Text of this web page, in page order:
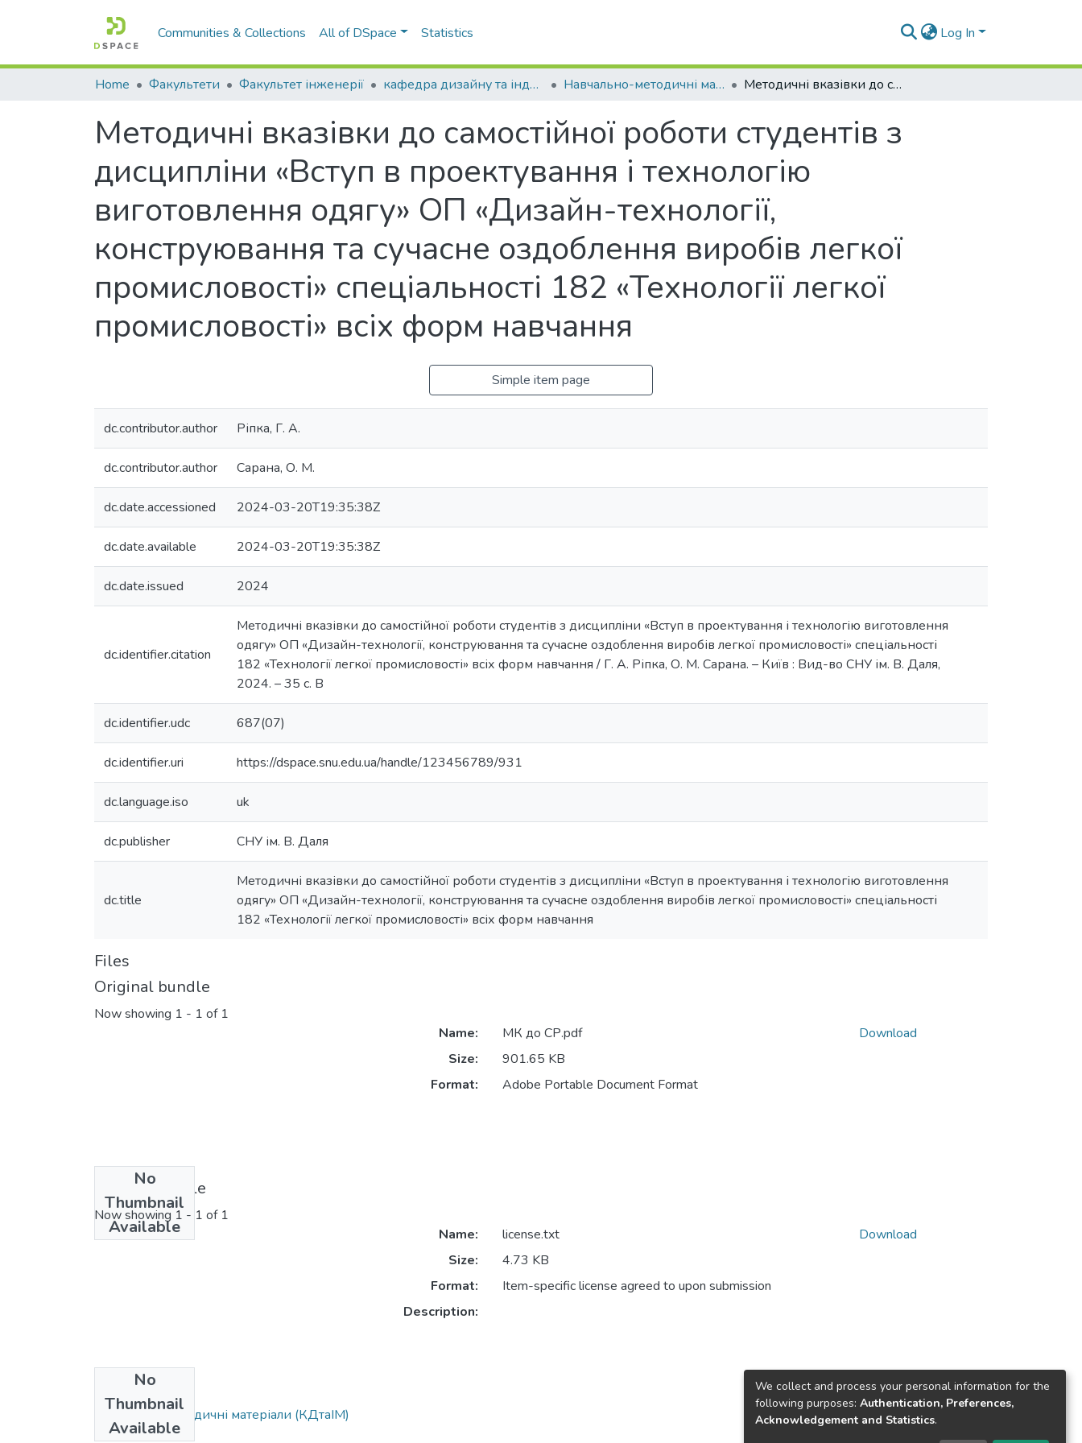
Communities & Collections All of DSpace Statistics Log In
Home Факультети Факультет інженерії кафедра дизайну та індустрії моди Навчально-методичні матеріали (КДтаІМ) Методичні вказівки до самостійної роботи студентів з дисципліни «Вступ в проектування і технологію виготовлення одягу» ОП «Дизайн-технології, конструювання та сучасне оздоблення виробів легкої промисловості» спеціальності 182 «Технології легкої промисловості» всіх форм навчання
Методичні вказівки до самостійної роботи студентів з
дисципліни «Вступ в проектування і технологію
виготовлення одягу» ОП «Дизайн-технології,
конструювання та сучасне оздоблення виробів легкої
промисловості» спеціальності 182 «Технології легкої
промисловості» всіх форм навчання
Simple item page
dc.contributor.author Ріпка, Г. А.
dc.contributor.author Сарана, О. М.
dc.date.accessioned 2024-03-20T19:35:38Z
dc.date.available 2024-03-20T19:35:38Z
dc.date.issued 2024
dc.identifier.citation
Методичні вказівки до самостійної роботи студентів з дисципліни «Вступ в проектування і технологію виготовлення
одягу» ОП «Дизайн-технології, конструювання та сучасне оздоблення виробів легкої промисловості» спеціальності
182 «Технології легкої промисловості» всіх форм навчання / Г. А. Ріпка, О. М. Сарана. – Київ : Вид-во СНУ ім. В. Даля,
2024. – 35 с. В
dc.identifier.udc 687(07)
dc.identifier.uri https://dspace.snu.edu.ua/handle/123456789/931
dc.language.iso uk
dc.publisher СНУ ім. В. Даля
dc.title
Методичні вказівки до самостійної роботи студентів з дисципліни «Вступ в проектування і технологію виготовлення
одягу» ОП «Дизайн-технології, конструювання та сучасне оздоблення виробів легкої промисловості» спеціальності
182 «Технології легкої промисловості» всіх форм навчання
Files
Original bundle
Now showing 1 - 1 of 1
No
Thumbnail
Available
Name:
МК до СР.pdf
Size:
901.65 KB
Format:
Adobe Portable Document Format
Download
License bundle
Now showing 1 - 1 of 1
No
Thumbnail
Available
Name:
license.txt
Size:
4.73 KB
Format:
Item-specific license agreed to upon submission
Description:
Download
Collections
Навчально-методичні матеріали (КДтаІМ)
We collect and process your personal information for the
following purposes: Authentication, Preferences,
Acknowledgement and Statistics.